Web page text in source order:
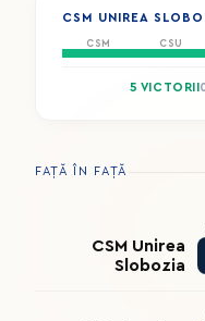
CSM UNIREA
CSM CSU
5 VICTORII
FAȚĂ ÎN FAȚĂ
CSM Unirea
Slobozia